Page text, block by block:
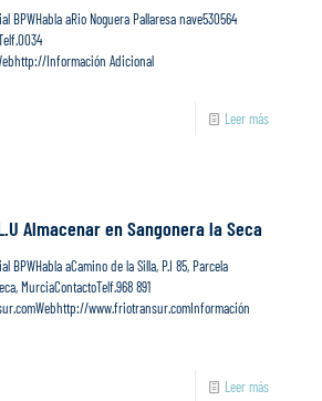
BPWHabla aRio Noguera Pallaresa nave530564
Información Adicional
Leer más
Almacenar en Sangonera la Seca
BPWHabla aCamino de la Silla, P.I 85, Parcela
MurciaContactoTelf.968 891
www.friotransur.comInformación
Leer más